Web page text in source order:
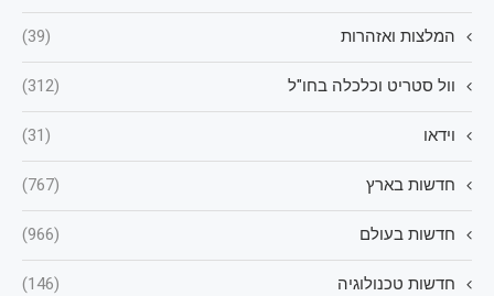
המלצות ואזהרות (39)
וול סטריט וכלכלה בחו"ל (312)
וידאו (31)
חדשות בארץ (767)
חדשות בעולם (966)
חדשות טכנולוגיה (146)